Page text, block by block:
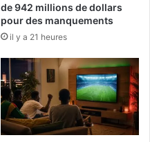
de 942 millions de dollars
pour des manquements
il y a 21 heures